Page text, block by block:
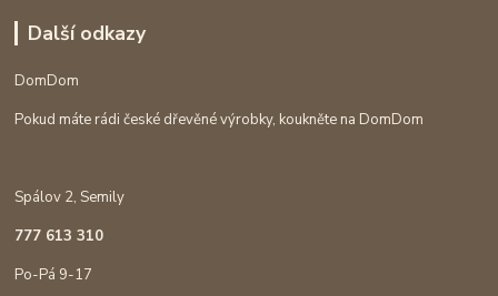
Další odkazy
DomDom
Pokud máte rádi české dřevěné výrobky, koukněte na DomDom
Spálov 2, Semily
777 613 310
Po-Pá 9-17